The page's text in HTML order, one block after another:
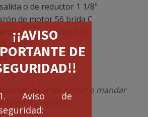
¡¡AVISO
DE
1. Aviso de
o de reductor 1 1/8"
de motor 56 brida C
o de motor 5/8"
5.83
HP
1,416 (in-lbs)
favor de llamar o mandar
hacer su pedido.